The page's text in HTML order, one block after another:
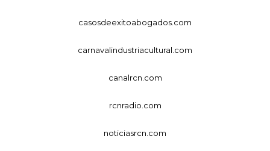
casosdeexitoabogados.com
carnavalindustriacultural.com
canalrcn.com
rcnradio.com
noticiasrcn.com